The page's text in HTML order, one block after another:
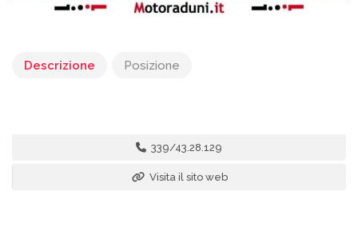
Descrizione Posizione
339/43.28.129
Visita il sito web